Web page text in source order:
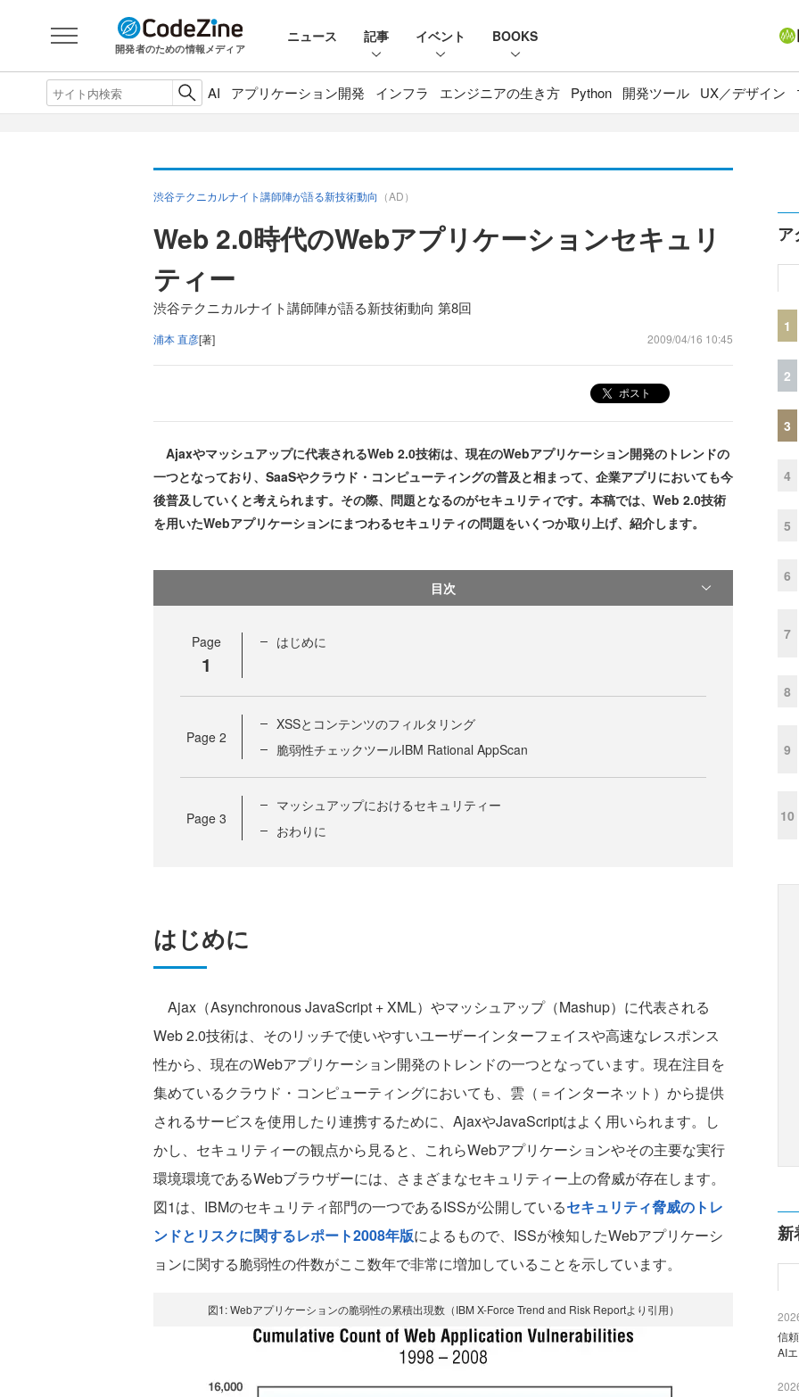
開発者のための情報メディア
ニュース 記事 イベント BOOKS
AI アプリケーション開発 インフラ エンジニアの生き方 Python 開発ツール UX／デザイン
渋谷テクニカルナイト講師陣が語る新技術動向 （AD）
Web 2.0時代のWebアプリケーションセキュリ
ティー
渋谷テクニカルナイト講師陣が語る新技術動向 第8回
浦本 直彦[著] 2009/04/16 10:45
ポスト
Ajaxやマッシュアップに代表されるWeb 2.0技術は、現在のWebアプリケーション開発のトレンドの
一つとなっており、SaaSやクラウド・コンピューティングの普及と相まって、企業アプリにおいても今
後普及していくと考えられます。その際、問題となるのがセキュリティです。本稿では、Web 2.0技術
を用いたWebアプリケーションにまつわるセキュリティの問題をいくつか取り上げ、紹介します。
目次
Page
1
はじめに
Page 2
XSSとコンテンツのフィルタリング
脆弱性チェックツールIBM Rational AppScan
Page 3
マッシュアップにおけるセキュリティー
おわりに
はじめに
Ajax（Asynchronous JavaScript + XML）やマッシュアップ（Mashup）に代表される
Web 2.0技術は、そのリッチで使いやすいユーザーインターフェイスや高速なレスポンス
性から、現在のWebアプリケーション開発のトレンドの一つとなっています。現在注目を
集めているクラウド・コンピューティングにおいても、雲（＝インターネット）から提供
されるサービスを使用したり連携するために、AjaxやJavaScriptはよく用いられます。し
かし、セキュリティーの観点から見ると、これらWebアプリケーションやその主要な実行
環境環境であるWebブラウザーには、さまざまなセキュリティー上の脅威が存在します。
図1は、IBMのセキュリティ部門の一つであるISSが公開しているセキュリティ脅威のトレ
ンドとリスクに関するレポート2008年版によるもので、ISSが検知したWebアプリケーシ
ョンに関する脆弱性の件数がここ数年で非常に増加していることを示しています。
図1: Webアプリケーションの脆弱性の累積出現数（IBM X-Force Trend and Risk Reportより引用）
ア
1
2
3
4
5
6
7
8
9
10
新
信
AI